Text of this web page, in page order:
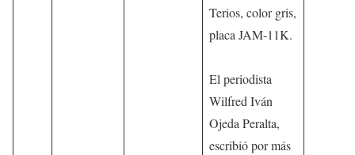
Terios, color gris,
placa JAM-11K.
El periodista
Wilfred Iván
Ojeda Peralta,
escribió por más